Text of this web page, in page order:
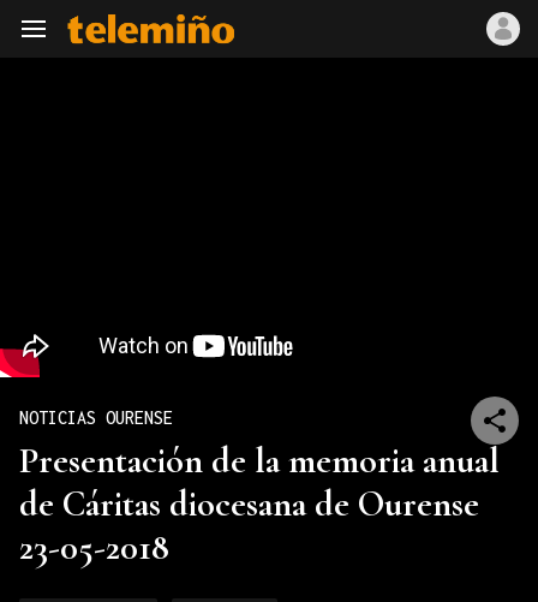
Navegación
NOTICIAS OURENSE
Presentación de la memoria anual
de Cáritas diocesana de Ourense
23-05-2018